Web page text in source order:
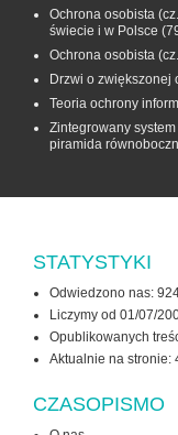
Ochrona osobista
świecie i w Polsce
Ochrona osobista
Drzwi o zwiększonej
Teoria ochrony
Zintegrowany
piramida
STATYSTYKI
Odwiedzono nas:
Liczymy od 01/07/
Opublikowanych
Aktualnie na stronie:
CZASOPISMO